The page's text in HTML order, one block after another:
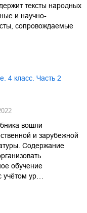
тексты народных
и научно-
сопровождаемые
4 класс. Часть 2
вошли
и зарубежной
Содержание
обучение
учётом ур…